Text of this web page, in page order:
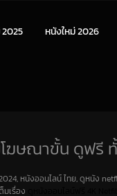
หนังใหม่ 2026
ษณาขั้น ดูฟรี ทั้
หนังออนไลน์ ไทย, ดูหนัง
มเรื่อง